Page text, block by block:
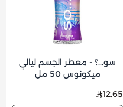
سو...؟ - معطر الجسم ليالي
ميكونوس 50 مل
12.65